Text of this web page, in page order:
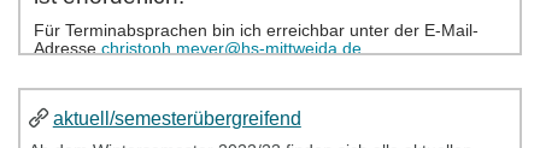
aktuell/semesterübergreifend